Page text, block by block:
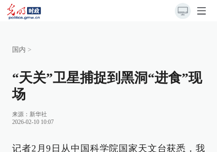
国内 >
“天关”卫星捕捉到黑洞“进食”现
场
来源： 新华社
2026-02-10 10:07
记者2月9日从中国科学院国家天文台获悉，我